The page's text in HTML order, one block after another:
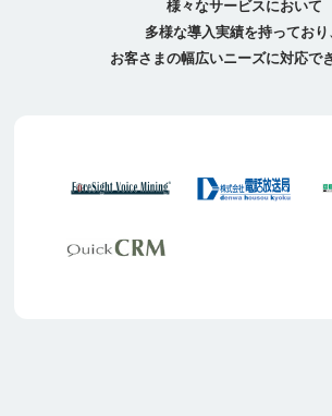
様々なサービスにおいて
多様な導入実績を持っており
お客さまの幅広いニーズに対応で